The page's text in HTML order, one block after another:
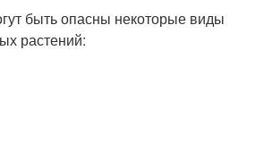
быть опасны некоторые виды
растений: